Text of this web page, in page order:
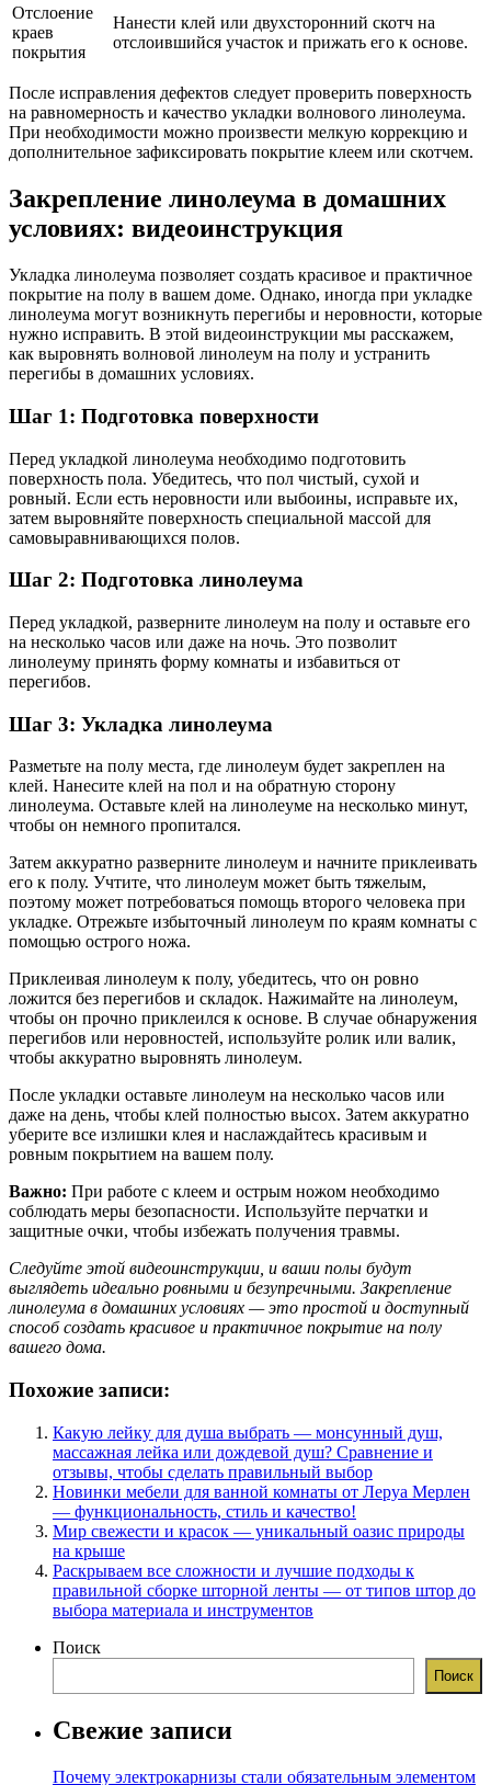
Отслоение
краев
покрытия
Нанести клей или двухсторонний скотч на
отслоившийся участок и прижать его к основе.
После исправления дефектов следует проверить поверхность
на равномерность и качество укладки волнового линолеума.
При необходимости можно произвести мелкую коррекцию и
дополнительное зафиксировать покрытие клеем или скотчем.
Закрепление линолеума в домашних
условиях: видеоинструкция
Укладка линолеума позволяет создать красивое и практичное
покрытие на полу в вашем доме. Однако, иногда при укладке
линолеума могут возникнуть перегибы и неровности, которые
нужно исправить. В этой видеоинструкции мы расскажем,
как выровнять волновой линолеум на полу и устранить
перегибы в домашних условиях.
Шаг 1: Подготовка поверхности
Перед укладкой линолеума необходимо подготовить
поверхность пола. Убедитесь, что пол чистый, сухой и
ровный. Если есть неровности или выбоины, исправьте их,
затем выровняйте поверхность специальной массой для
самовыравнивающихся полов.
Шаг 2: Подготовка линолеума
Перед укладкой, разверните линолеум на полу и оставьте его
на несколько часов или даже на ночь. Это позволит
линолеуму принять форму комнаты и избавиться от
перегибов.
Шаг 3: Укладка линолеума
Разметьте на полу места, где линолеум будет закреплен на
клей. Нанесите клей на пол и на обратную сторону
линолеума. Оставьте клей на линолеуме на несколько минут,
чтобы он немного пропитался.
Затем аккуратно разверните линолеум и начните приклеивать
его к полу. Учтите, что линолеум может быть тяжелым,
поэтому может потребоваться помощь второго человека при
укладке. Отрежьте избыточный линолеум по краям комнаты с
помощью острого ножа.
Приклеивая линолеум к полу, убедитесь, что он ровно
ложится без перегибов и складок. Нажимайте на линолеум,
чтобы он прочно приклеился к основе. В случае обнаружения
перегибов или неровностей, используйте ролик или валик,
чтобы аккуратно выровнять линолеум.
После укладки оставьте линолеум на несколько часов или
даже на день, чтобы клей полностью высох. Затем аккуратно
уберите все излишки клея и наслаждайтесь красивым и
ровным покрытием на вашем полу.
Важно: При работе с клеем и острым ножом необходимо
соблюдать меры безопасности. Используйте перчатки и
защитные очки, чтобы избежать получения травмы.
Следуйте этой видеоинструкции, и ваши полы будут
выглядеть идеально ровными и безупречными. Закрепление
линолеума в домашних условиях — это простой и доступный
способ создать красивое и практичное покрытие на полу
вашего дома.
Похожие записи:
Какую лейку для душа выбрать — монсунный душ,
массажная лейка или дождевой душ? Сравнение и
отзывы, чтобы сделать правильный выбор
Новинки мебели для ванной комнаты от Леруа Мерлен
— функциональность, стиль и качество!
Мир свежести и красок — уникальный оазис природы
на крыше
Раскрываем все сложности и лучшие подходы к
правильной сборке шторной ленты — от типов штор до
выбора материала и инструментов
Поиск
Поиск
Свежие записи
Почему электрокарнизы стали обязательным элементом